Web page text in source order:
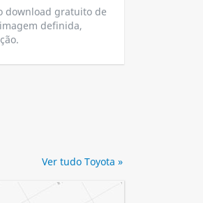
download gratuito de
definida,
Ver tudo Toyota »